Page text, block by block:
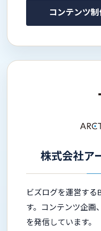
コンテンツ
株式会社ア
ビズログを運営す
す。コンテンツ企画
を発信しています。